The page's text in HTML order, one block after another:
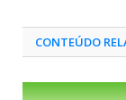
CONTEÚDO